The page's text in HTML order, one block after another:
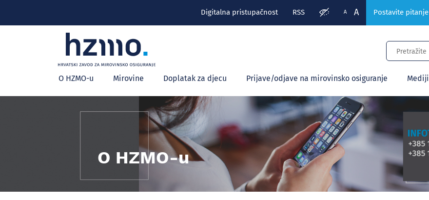
Digitalna pristupačnost RSS A A Postavite pitanje
Glavni
izbornik
O HZMO-u Mirovine Doplatak za djecu Prijave/odjave na mirovinsko osiguranje Mediji
O HZMO-u